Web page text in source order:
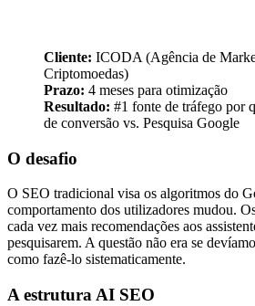
Cliente: ICODA (Agência de
Criptomoedas)
Prazo: 4 meses para otimização
Resultado: #1 fonte de tráfego por
de conversão vs. Pesquisa Google
O desafio
O SEO tradicional visa os algoritmos do
comportamento dos utilizadores mudou.
cada vez mais recomendações aos
pesquisarem. A questão não era se
como fazê-lo sistematicamente.
A estrutura AI SEO